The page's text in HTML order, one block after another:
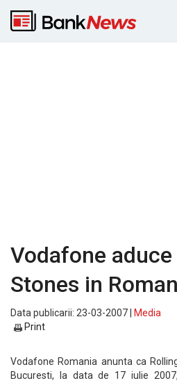
Vodafone
Stones in
Data publicarii: 23-03-2007 |
Media
Print
Vodafone Romania anunta ca
Bucuresti, la data de 17 iulie